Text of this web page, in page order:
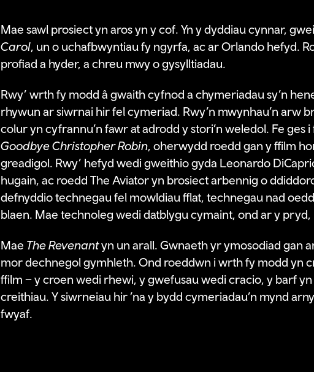
Mae sawl prosiect yn aros yn y cof. Yn y dyddiau cynnar,
Carol, un o uchafbwyntiau fy ngyrfa, ac ar Orlando hefyd.
profiad a hyder, a chreu mwy o gysylltiadau.
Rwy’ wrth fy modd â gwaith cyfnod a chymeriadau sy’n
rhywun ar siwrnai hir fel cymeriad. Rwy’n mwynhau’n arw
colur yn cyfrannu’n fawr at adrodd y stori’n weledol. Fe ges
Goodbye Christopher Robin, oherwydd roedd gan y ffilm
greadigol. Rwy’ hefyd wedi gweithio gyda Leonardo
hugain, ac roedd The Aviator yn brosiect arbennig o
defnyddio technegau fel mowldiau fflat, technegau nad
blaen. Mae technoleg wedi datblygu cymaint, ond ar y pryd,
Mae The Revenantyn un arall. Gwnaeth yr ymosodiad gan
mor dechnegol gymhleth. Ond roeddwn i wrth fy modd yn
ffilm – y croen wedi rhewi, y gwefusau wedi cracio, y barf yn
creithiau. Y siwrneiau hir ’na y bydd cymeriadau’n mynd
fwyaf.